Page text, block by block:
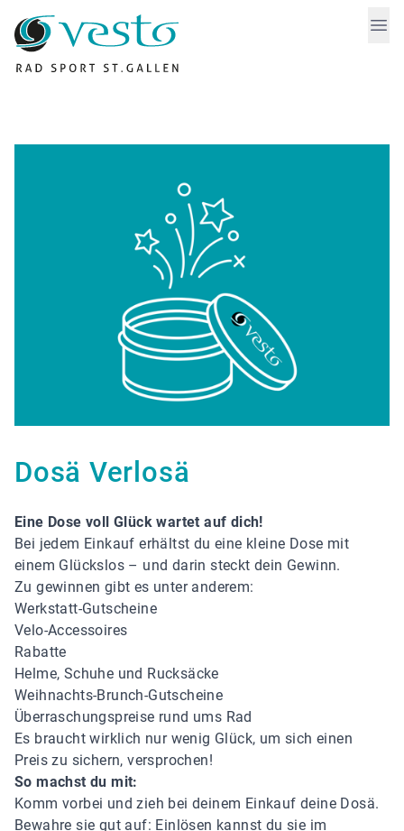
Vesto
Dosä Verlosä
Eine Dose voll Glück wartet auf dich!
Bei jedem Einkauf erhältst du eine kleine Dose mit
einem Glückslos – und darin steckt dein Gewinn.
Zu gewinnen gibt es unter anderem:
Werkstatt-Gutscheine
Velo-Accessoires
Rabatte
Helme, Schuhe und Rucksäcke
Weihnachts-Brunch-Gutscheine
Überraschungspreise rund ums Rad
Es braucht wirklich nur wenig Glück, um sich einen
Preis zu sichern, versprochen!
So machst du mit:
Komm vorbei und zieh bei deinem Einkauf deine Dosä.
Bewahre sie gut auf: Einlösen kannst du sie im